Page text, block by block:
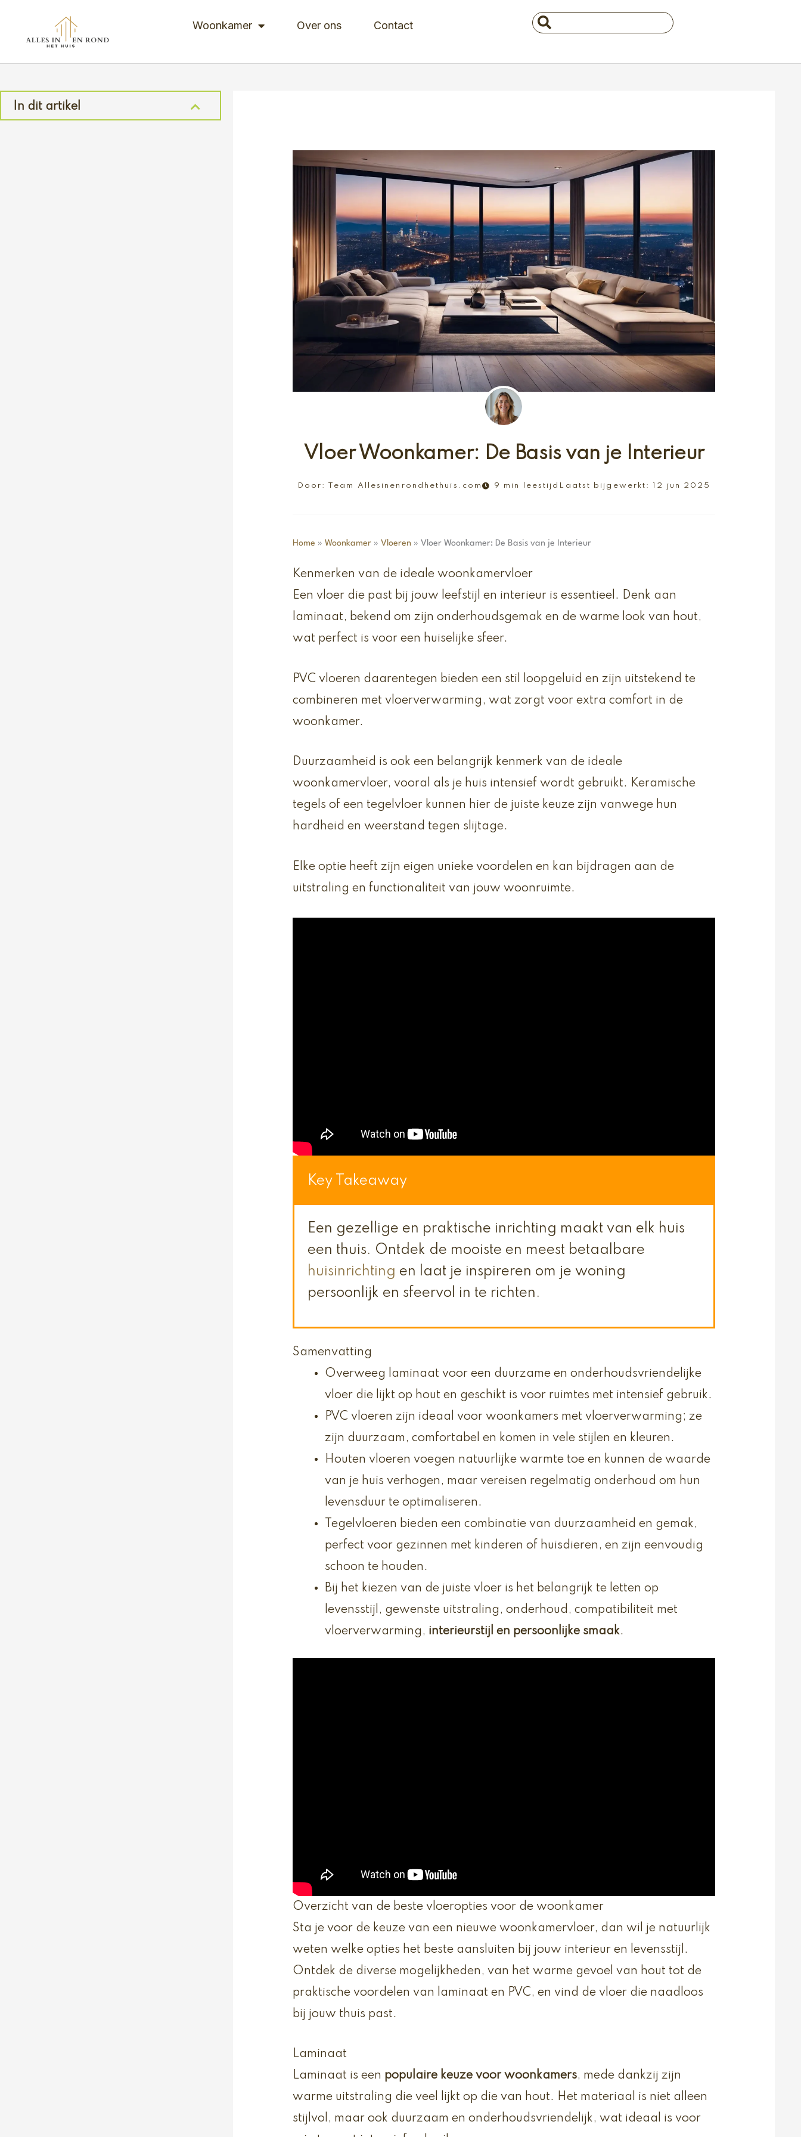
Woonkamer Over ons Contact
Search
...
In dit artikel
Vloer Woonkamer: De Basis van je Interieur
Door: Team Allesinenrondhethuis.com 9 min leestijd Laatst bijgewerkt: 12 jun 2025
Home » Woonkamer » Vloeren » Vloer Woonkamer: De Basis van je Interieur
Kenmerken van de ideale woonkamervloer
Een vloer die past bij jouw leefstijl en interieur is essentieel. Denk aan
laminaat, bekend om zijn onderhoudsgemak en de warme look van hout,
wat perfect is voor een huiselijke sfeer.
PVC vloeren daarentegen bieden een stil loopgeluid en zijn uitstekend te
combineren met vloerverwarming, wat zorgt voor extra comfort in de
woonkamer.
Duurzaamheid is ook een belangrijk kenmerk van de ideale
woonkamervloer, vooral als je huis intensief wordt gebruikt. Keramische
tegels of een tegelvloer kunnen hier de juiste keuze zijn vanwege hun
hardheid en weerstand tegen slijtage.
Elke optie heeft zijn eigen unieke voordelen en kan bijdragen aan de
uitstraling en functionaliteit van jouw woonruimte.
Key Takeaway
Een gezellige en praktische inrichting maakt van elk huis
een thuis. Ontdek de mooiste en meest betaalbare
huisinrichting en laat je inspireren om je woning
persoonlijk en sfeervol in te richten.
Samenvatting
Overweeg laminaat voor een duurzame en onderhoudsvriendelijke
vloer die lijkt op hout en geschikt is voor ruimtes met intensief gebruik.
PVC vloeren zijn ideaal voor woonkamers met vloerverwarming; ze
zijn duurzaam, comfortabel en komen in vele stijlen en kleuren.
Houten vloeren voegen natuurlijke warmte toe en kunnen de waarde
van je huis verhogen, maar vereisen regelmatig onderhoud om hun
levensduur te optimaliseren.
Tegelvloeren bieden een combinatie van duurzaamheid en gemak,
perfect voor gezinnen met kinderen of huisdieren, en zijn eenvoudig
schoon te houden.
Bij het kiezen van de juiste vloer is het belangrijk te letten op
levensstijl, gewenste uitstraling, onderhoud, compatibiliteit met
vloerverwarming, interieurstijl en persoonlijke smaak.
Overzicht van de beste vloeropties voor de woonkamer
Sta je voor de keuze van een nieuwe woonkamervloer, dan wil je natuurlijk
weten welke opties het beste aansluiten bij jouw interieur en levensstijl.
Ontdek de diverse mogelijkheden, van het warme gevoel van hout tot de
praktische voordelen van laminaat en PVC, en vind de vloer die naadloos
bij jouw thuis past.
Laminaat
Laminaat is een populaire keuze voor woonkamers, mede dankzij zijn
warme uitstraling die veel lijkt op die van hout. Het materiaal is niet alleen
stijlvol, maar ook duurzaam en onderhoudsvriendelijk, wat ideaal is voor